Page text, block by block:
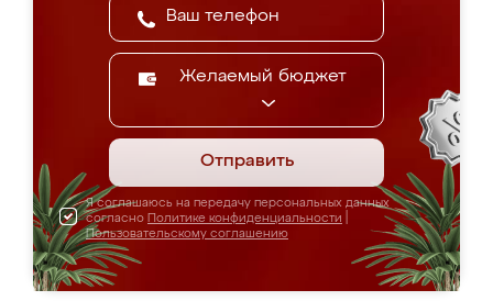
Желаемый бюджет
Отправить
Я соглашаюсь на передачу персональных данных
согласно Политике конфиденциальности
Пользовательскому соглашению